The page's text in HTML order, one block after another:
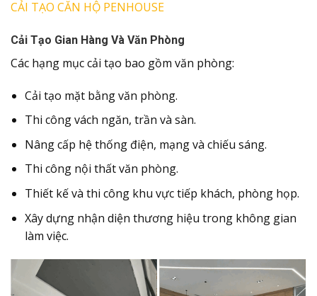
CẢI TẠO CĂN HỘ PENHOUSE
Cải Tạo Gian Hàng Và Văn Phòng
Các hạng mục cải tạo bao gồm văn phòng:
Cải tạo mặt bằng văn phòng.
Thi công vách ngăn, trần và sàn.
Nâng cấp hệ thống điện, mạng và chiếu sáng.
Thi công nội thất văn phòng.
Thiết kế và thi công khu vực tiếp khách, phòng họp.
Xây dựng nhận diện thương hiệu trong không gian
làm việc.